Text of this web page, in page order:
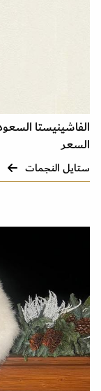
الفاشينيستا
السعر
ستايل النجمات